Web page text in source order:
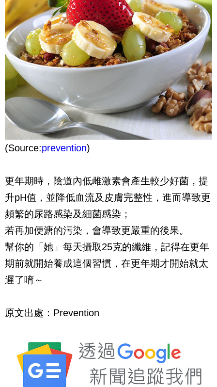
(Source:prevention)
更年期時，陰道內低雌激素會產生較少好菌，提
升pH值，並降低血流及皮膚完整性，進而導致更
頻繁的尿路感染及細菌感染；
若再加便溏的污染，會導致更嚴重的後果。
幫你的「她」每天攝取25克的纖維，記得在更年
期前就開始養成這個習慣，在更年期才開始就太
遲了唷～
原文出處：Prevention